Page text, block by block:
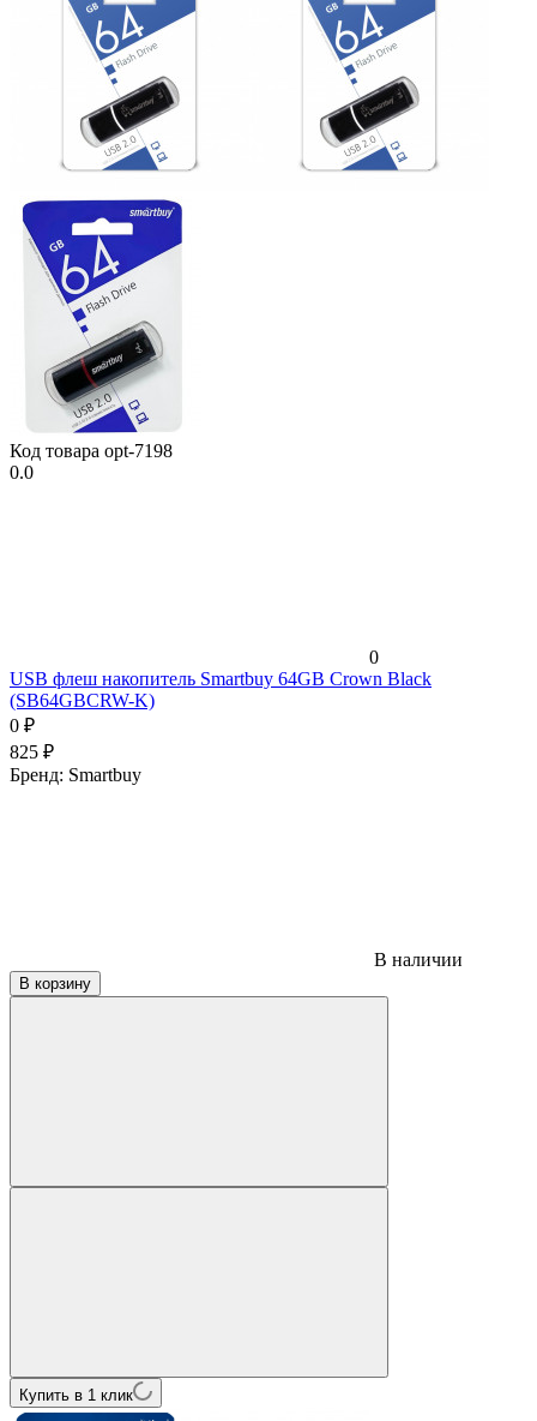
Код товара opt-7198
0.0
0
USB флеш накопитель Smartbuy 64GB Crown Black
(SB64GBCRW-K)
0 ₽
825 ₽
Бренд: Smartbuy
В наличии
В корзину
Купить в 1 клик